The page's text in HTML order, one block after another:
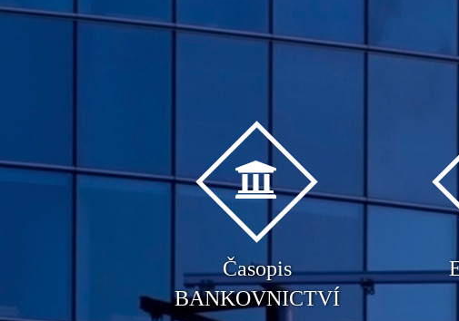
Časopis
BANKOVNICTVÍ